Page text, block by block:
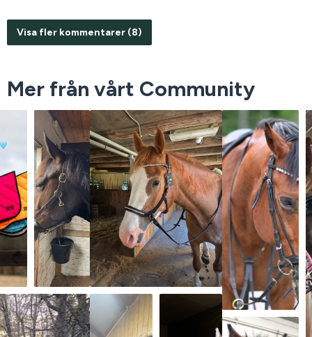
Visa fler kommentarer (8)
Mer från vårt Community